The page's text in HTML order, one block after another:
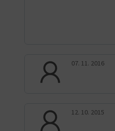
07. 11. 2016
12. 10. 2015